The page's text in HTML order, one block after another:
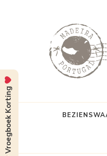
Vroegboek Korting